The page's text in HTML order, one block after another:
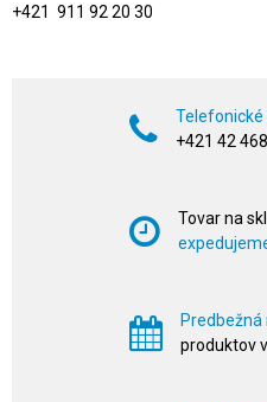
+421 911 92 20 30
Telefonické
+421 42
Tovar na
produktov